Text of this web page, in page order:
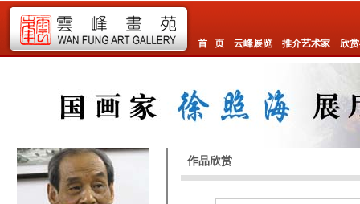
首 页 云峰展览 推介艺术家 欣
作品欣赏